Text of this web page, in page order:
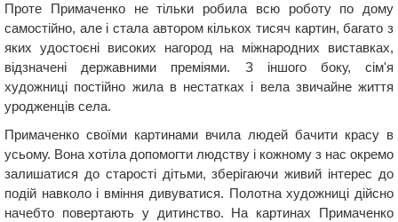
Проте Примаченко не тільки робила всю роботу по дому
самостійно, але і стала автором кількох тисяч картин, багато з
яких удостоєні високих нагород на міжнародних виставках,
відзначені державними преміями. З іншого боку, сім'я
художниці постійно жила в нестатках і вела звичайне життя
уродженців села.
Примаченко своїми картинами вчила людей бачити красу в
усьому. Вона хотіла допомогти людству і кожному з нас окремо
залишатися до старості дітьми, зберігаючи живий інтерес до
подій навколо і вміння дивуватися. Полотна художниці дійсно
начебто повертають у дитинство. На картинах Примаченко